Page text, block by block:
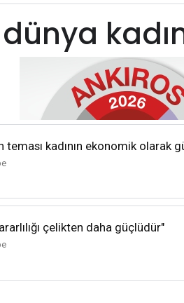
teması kadının ekonomik olarak
çelikten daha güçlüdür"